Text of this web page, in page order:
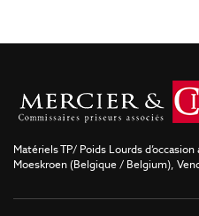
Matériels TP/ Poids Lourds
Moeskroen (Belgique / Belgium),